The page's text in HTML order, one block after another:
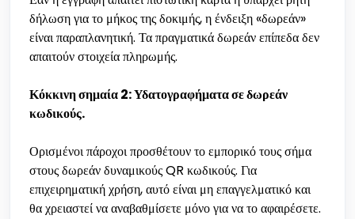
δήλωση για το μήκος της δοκιμής, η ένδειξη «δωρεάν»
είναι παραπλανητική. Τα πραγματικά δωρεάν επίπεδα δεν
απαιτούν στοιχεία πληρωμής.
Κόκκινη σημαία 2: Υδατογραφήματα σε δωρεάν
κωδικούς.
Ορισμένοι πάροχοι προσθέτουν το εμπορικό τους σήμα
στους δωρεάν δυναμικούς QR κωδικούς. Για
επιχειρηματική χρήση, αυτό είναι μη επαγγελματικό και
θα χρειαστεί να αναβαθμίσετε μόνο για να το αφαιρέσετε.